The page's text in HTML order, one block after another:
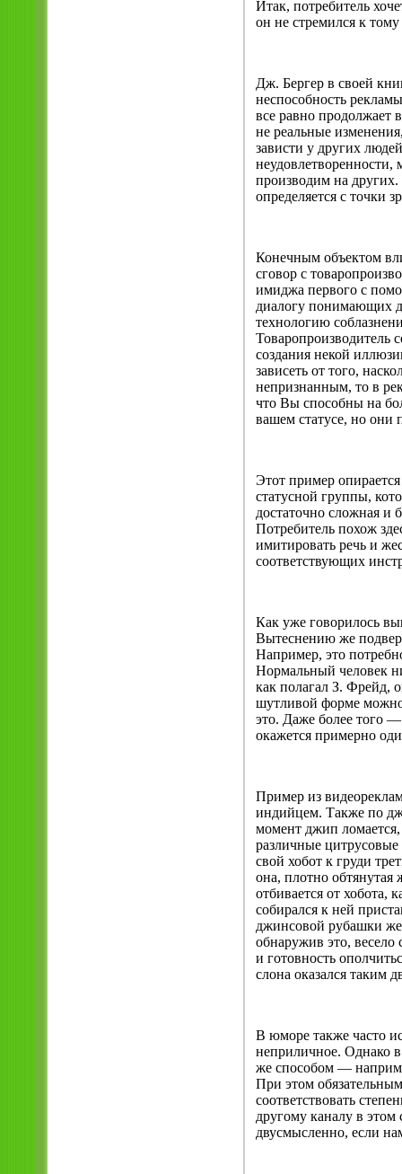
Итак, потребитель
он не стремился к тому
Дж. Бергер в своей
неспособность
все равно продолжает
не реальные
зависти у других
неудовлетворенности,
производим на других.
определяется с точки
Конечным объектом
сговор с
имиджа первого с
диалогу понимающих
технологию
Товаропроизводитель
создания некой
зависеть от того,
непризнанным, то в
что Вы способны на
вашем статусе, но они
Этот пример
статусной группы,
достаточно сложная и
Потребитель похож
имитировать речь и
соответствующих
Как уже говорилось
Вытеснению же
Например, это
Нормальный человек
как полагал З. Фрейд,
шутливой форме можно
это. Даже более того —
окажется примерно
Пример из
индийцем. Также по
момент джип
различные
свой хобот к груди
она, плотно
отбивается от хобота,
собирался к ней
джинсовой рубашки
обнаружив это, весело
и готовность
слона оказался таким
В юморе также часто
неприличное. Однако
же способом —
При этом
соответствовать
другому каналу в
двусмысленно, если